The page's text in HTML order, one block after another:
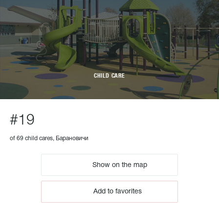
CHILD CARE
#19
of 69 child cares, Барановичи
Show on the map
Add to favorites